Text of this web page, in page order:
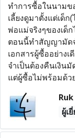
ทำการซื้อในนามข
เลี้ยงดูมาตั้งแต่เด็
พ่อแม่จริงๆของเด็
ตอนนี้ทำสัญญามัดจ
เอกสารผู้ซื้ออย่าง
จำเป็นต้องคืนเงิน
แต่ผู้ซื้อไม่พร้อมด้ว
Ruk
ผู้เ